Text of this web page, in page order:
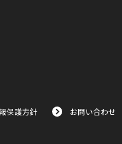
保護方針 お問い合わせ